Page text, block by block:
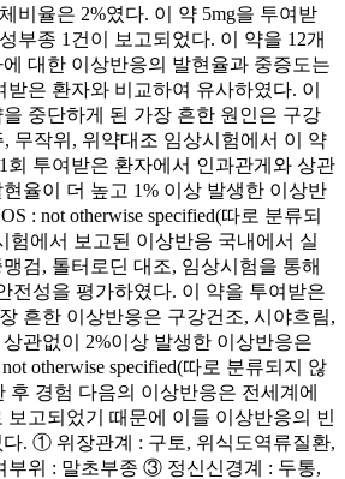
비율은 2%였다. 이 약 5mg을 투여받
부종 1건이 보고되었다. 이 약을 12개
대한 이상반응의 발현율과 중증도는
은 환자와 비교하여 유사하였다. 이
중단하게 된 가장 흔한 원인은 구강
, 무작위, 위약대조 임상시험에서 이 약
회 투여받은 환자에서 인과관게와 상관
율이 더 높고 1% 이상 발생한 이상반
: not otherwise specified(따로 분류되
험에서 보고된 이상반응 국내에서 실
검, 톨터로딘 대조, 임상시험을 통해
전성을 평가하였다. 이 약을 투여받은
흔한 이상반응은 구강건조, 시야흐림,
관없이 2%이상 발생한 이상반응은
otherwise specified(따로 분류되지 않
후 경험 다음의 이상반응은 전세계에
보고되었기 때문에 이들 이상반응의 빈
. ① 위장관계 : 구토, 위식도역류질환,
위 : 말초부종 ③ 정신신경계 : 두통,